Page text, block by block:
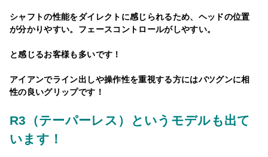
シャフトの性能をダイレクトに感じられるため、ヘッドの位置
が分かりやすい。フェースコントロールがしやすい。
と感じるお客様も多いです！
アイアンでライン出しや操作性を重視する方にはバツグンに相
性の良いグリップです！
R3（テーパーレス）というモデルも出て
います！